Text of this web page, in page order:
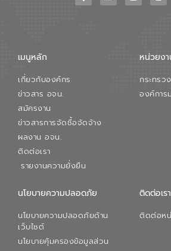
เมนูหลัก
เกี่ยวกับองค์กร
ข่าวสาร อจน.
สมัครงาน
ข่าวสารการจัดซื้อจัดจ้าง
ผลงาน อจน.
ติดต่อเรา
รายงานความยั่งยืน
หน่วยง
กระทรว
องค์การ
นโยบายความปลอดภัย
นโยบายความปลอดภัยด้าน
เว็บไซต์
นโยบายคุ้มครองข้อมูลส่วน
ติดต่อเรา
ติดต่อหน่